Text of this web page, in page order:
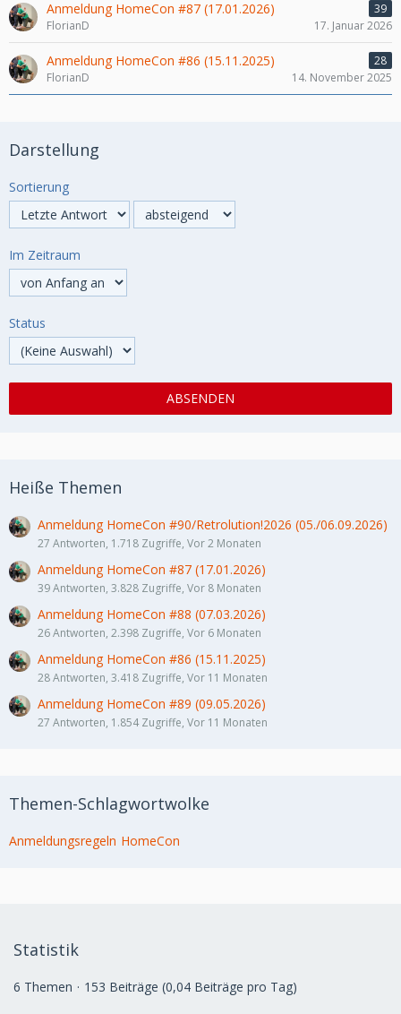
Anmeldung HomeCon #87 (17.01.2026)
39
FlorianD
17. Januar 2026
Anmeldung HomeCon #86 (15.11.2025)
28
FlorianD
14. November 2025
Darstellung
Sortierung
Im Zeitraum
Status
Heiße Themen
Anmeldung HomeCon #90/Retrolution!2026 (05./06.09.2026)
27 Antworten, 1.718 Zugriffe, Vor 2 Monaten
Anmeldung HomeCon #87 (17.01.2026)
39 Antworten, 3.828 Zugriffe, Vor 8 Monaten
Anmeldung HomeCon #88 (07.03.2026)
26 Antworten, 2.398 Zugriffe, Vor 6 Monaten
Anmeldung HomeCon #86 (15.11.2025)
28 Antworten, 3.418 Zugriffe, Vor 11 Monaten
Anmeldung HomeCon #89 (09.05.2026)
27 Antworten, 1.854 Zugriffe, Vor 11 Monaten
Themen-Schlagwortwolke
Anmeldungsregeln HomeCon
Statistik
6 Themen 153 Beiträge (0,04 Beiträge pro Tag)